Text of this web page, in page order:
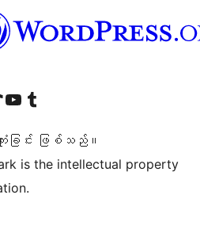
င့်သို့ ဝင်ရောက်ကြည့်ရှုရန်
ကျွန်ုပ်တို့၏ YouTube ချန်နယ်သို့ သွားရောက်ကြည့်ရှုပါ ကျွန်ုပ်တို့၏ Tumblr အကောင့်သို့ ဝင်ရောက်ကြည့်ရှုရန်
းခြင်း ဖြစ်သည်။
is the intellectual property